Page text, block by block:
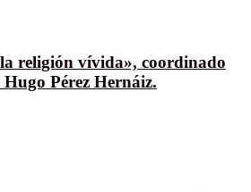
religión vívida», coordinado
Pérez Hernáiz.